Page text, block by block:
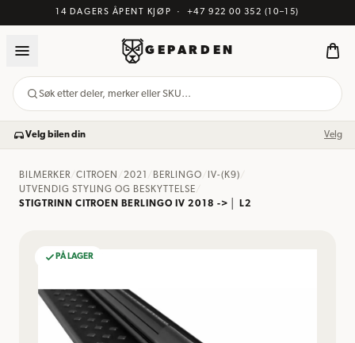
14 DAGERS ÅPENT KJØP · +47 922 00 352 (10–15)
GEPARDEN
Søk etter deler, merker eller SKU…
Velg bilen din Velg
BILMERKER/ CITROEN /2021 BERLINGO IV-(K9)
UTVENDIG STYLING OG BESKYTTELSE
STIGTRINN CITROEN BERLINGO IV 2018 -> │ L2
PÅ LAGER